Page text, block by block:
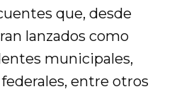
que, desde
lanzados como
municipales,
entre otros